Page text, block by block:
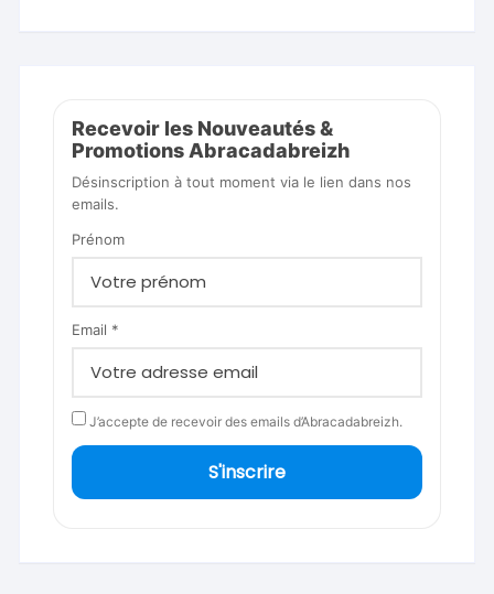
Recevoir les Nouveautés &
Promotions Abracadabreizh
Désinscription à tout moment via le lien dans nos
emails.
Prénom
Email *
J’accepte de recevoir des emails d’Abracadabreizh.
S'inscrire